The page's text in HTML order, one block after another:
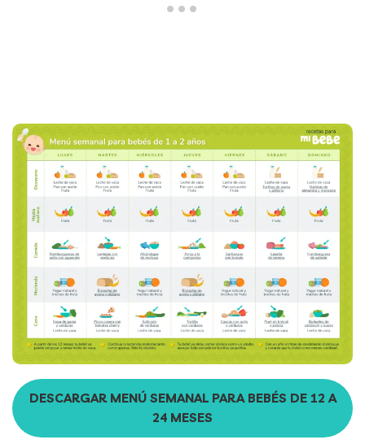
DESCARGAR MENÚ SEMANAL PARA BEBÉS DE 12 A
24 MESES